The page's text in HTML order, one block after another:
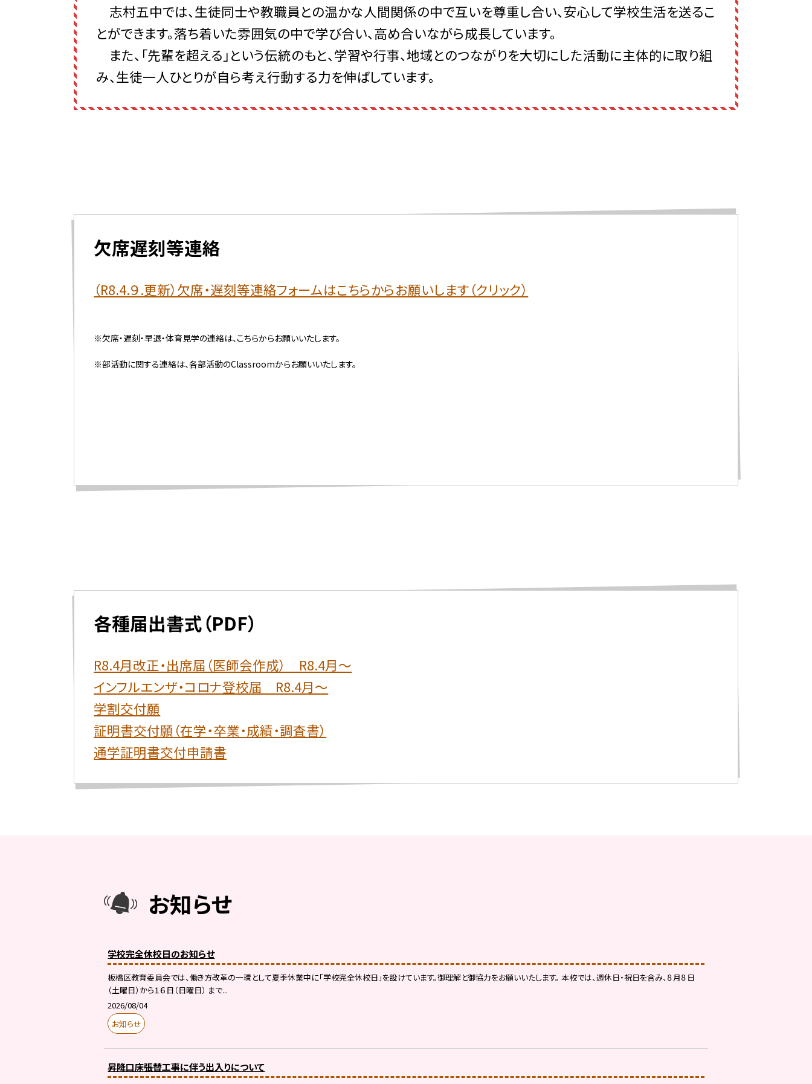
志村五中では、生徒同士や教職員との温かな人間関係の中で互いを尊重し合い、安心して学校生活を送るこ
とができます。落ち着いた雰囲気の中で学び合い、高め合いながら成長しています。
また、「先輩を超える」という伝統のもと、学習や行事、地域とのつながりを大切にした活動に主体的に取り組
み、生徒一人ひとりが自ら考え行動する力を伸ばしています。
欠席遅刻等連絡
（R8.4.９.更新）欠席・遅刻等連絡フォームはこちらからお願いします（クリック）
※欠席・遅刻・早退・体育見学の連絡は、こちらからお願いいたします。
※部活動に関する連絡は、各部活動のClassroomからお願いいたします。
各種届出書式（PDF）
R8.4月改正・出席届（医師会作成） R8.4月～
インフルエンザ・コロナ登校届 R8.4月～
学割交付願
証明書交付願（在学・卒業・成績・調査書）
通学証明書交付申請書
お知らせ
学校完全休校日のお知らせ
板橋区教育委員会では、働き方改革の一環として夏季休業中に「学校完全休校日」を設けています。御理解と御協力をお願いいたします。 本校では、週休日・祝日を含み、８月８日
（土曜日）から１６日（日曜日） まで...
2026/08/04
お知らせ
昇降口床張替工事に伴う出入りについて